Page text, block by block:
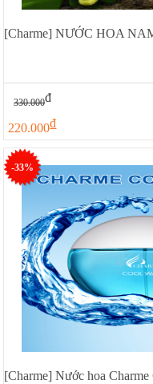
[Charme] NƯỚC HOA
330.000đ
220.000đ
-33%
[Charme] Nước hoa